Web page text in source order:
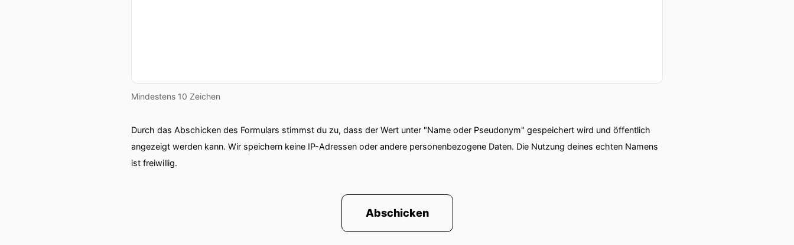
Mindestens 10 Zeichen
Durch das Abschicken des Formulars stimmst du zu, dass der Wert unter "Name oder Pseudonym" gespeichert wird und öffentlich
angezeigt werden kann. Wir speichern keine IP-Adressen oder andere personenbezogene Daten. Die Nutzung deines echten Namens
ist freiwillig.
Abschicken